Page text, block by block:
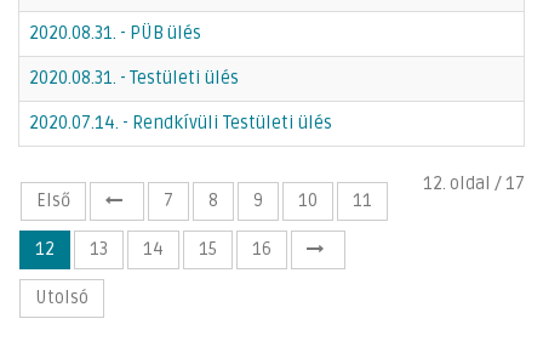
2020.08.31. - PÜB ülés
2020.08.31. - Testületi ülés
2020.07.14. - Rendkívüli Testületi ülés
12. oldal / 17
Első
7 8 9 10 11
12 13 14 15 16
Utolsó